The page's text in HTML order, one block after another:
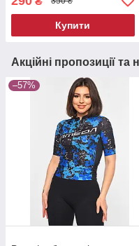
Купити
Акційні пропозиції та
–57%